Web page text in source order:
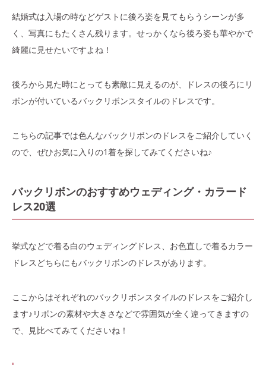
結婚式は入場の時などゲストに後ろ姿を見てもらうシーンが多
く、写真にもたくさん残ります。せっかくなら後ろ姿も華やかで
綺麗に見せたいですよね！
後ろから見た時にとっても素敵に見えるのが、ドレスの後ろにリ
ボンが付いているバックリボンスタイルのドレスです。
こちらの記事では色んなバックリボンのドレスをご紹介していく
ので、ぜひお気に入りの1着を探してみてくださいね♪
バックリボンのおすすめウェディング・カラード
レス20選
挙式などで着る白のウェディングドレス、お色直しで着るカラー
ドレスどちらにもバックリボンのドレスがあります。
ここからはそれぞれのバックリボンスタイルのドレスをご紹介し
ます♪リボンの素材や大きさなどで雰囲気が全く違ってきますの
で、見比べてみてくださいね！